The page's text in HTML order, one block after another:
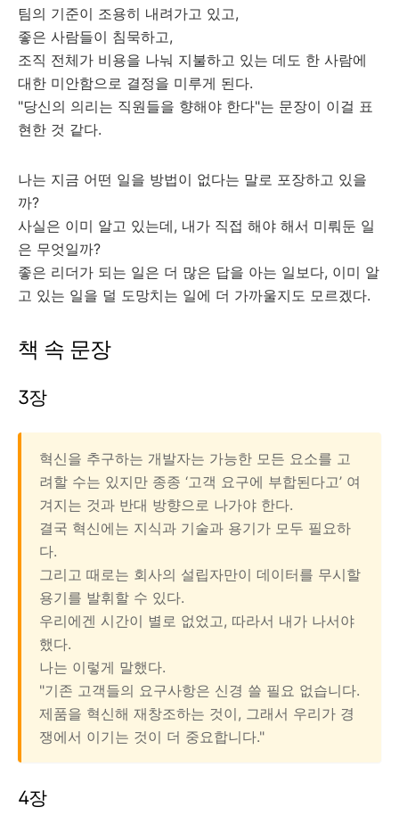
팀의 기준이 조용히 내려가고 있고,
좋은 사람들이 침묵하고,
조직 전체가 비용을 나눠 지불하고 있는 데도 한 사람에
대한 미안함으로 결정을 미루게 된다.
"당신의 의리는 직원들을 향해야 한다"는 문장이 이걸 표
현한 것 같다.
나는 지금 어떤 일을 방법이 없다는 말로 포장하고 있을
까?
사실은 이미 알고 있는데, 내가 직접 해야 해서 미뤄둔 일
은 무엇일까?
좋은 리더가 되는 일은 더 많은 답을 아는 일보다, 이미 알
고 있는 일을 덜 도망치는 일에 더 가까울지도 모르겠다.
책 속 문장
3장
혁신을 추구하는 개발자는 가능한 모든 요소를 고
려할 수는 있지만 종종 ‘고객 요구에 부합된다고’ 여
겨지는 것과 반대 방향으로 나가야 한다.
결국 혁신에는 지식과 기술과 용기가 모두 필요하
다.
그리고 때로는 회사의 설립자만이 데이터를 무시할
용기를 발휘할 수 있다.
우리에겐 시간이 별로 없었고, 따라서 내가 나서야
했다.
나는 이렇게 말했다.
"기존 고객들의 요구사항은 신경 쓸 필요 없습니다.
제품을 혁신해 재창조하는 것이, 그래서 우리가 경
쟁에서 이기는 것이 더 중요합니다."
4장